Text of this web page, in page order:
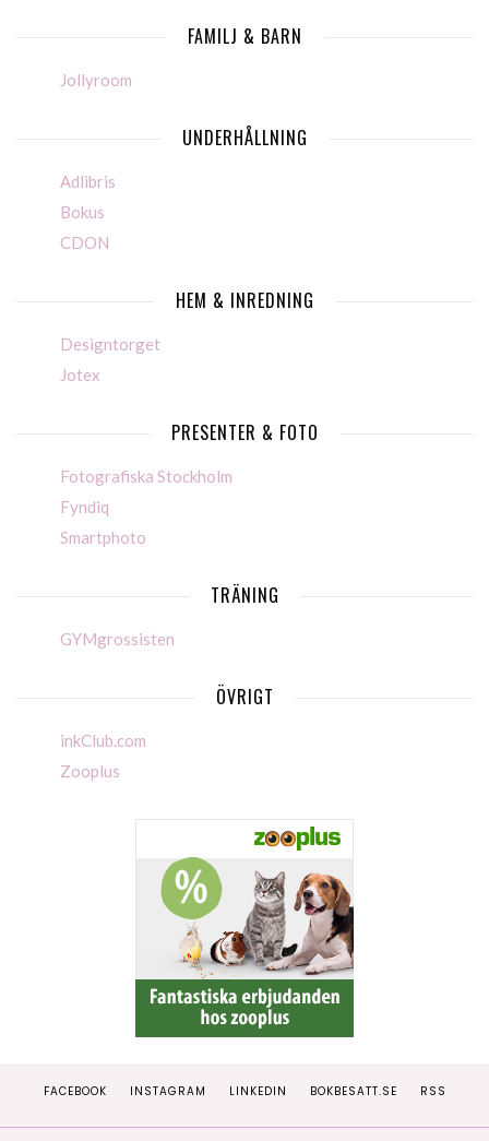
FAMILJ & BARN
Jollyroom
UNDERHÅLLNING
Adlibris
Bokus
CDON
HEM & INREDNING
Designtorget
Jotex
PRESENTER & FOTO
Fotografiska Stockholm
Fyndiq
Smartphoto
TRÄNING
GYMgrossisten
ÖVRIGT
inkClub.com
Zooplus
FACEBOOK INSTAGRAM LINKEDIN BOKBESATT.SE RSS